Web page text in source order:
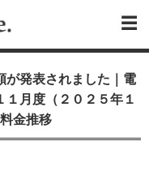
が発表されました｜電
月度（２０２５年１
金推移